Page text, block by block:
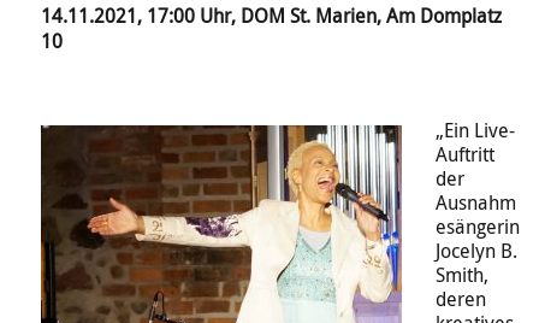
14.11.2021, 17:00 Uhr, DOM St. Marien, Am Domplatz
10
„Ein Live-
Auftritt
der
Ausnahm
esängerin
Jocelyn B.
Smith,
deren